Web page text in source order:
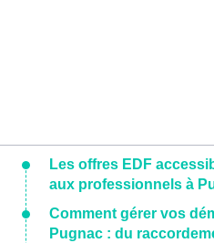
Les offres EDF
aux professionnels à
Comment gérer vos
Pugnac : du